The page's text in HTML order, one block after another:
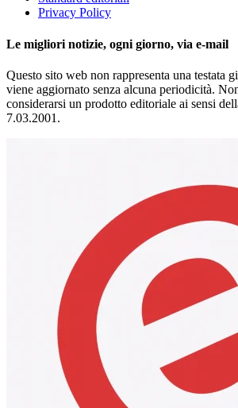
Privacy Policy
Le migliori notizie, ogni giorno, via e-mail
Questo sito web non rappresenta una testata
viene aggiornato senza alcuna periodicità.
considerarsi un prodotto editoriale ai sensi
7.03.2001.